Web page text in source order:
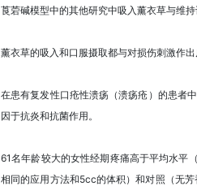
莨菪碱模型中的其他研究中吸入薰衣草与维持
薰衣草的吸入和口服摄取都与对损伤刺激作出
在患有复发性口疮性溃疡（溃疡疮）的患者
因于抗炎和抗菌作用。
61名年龄较大的女性经期疼痛高于平均水平
相同的应用方法和5cc的体积）和对照（无